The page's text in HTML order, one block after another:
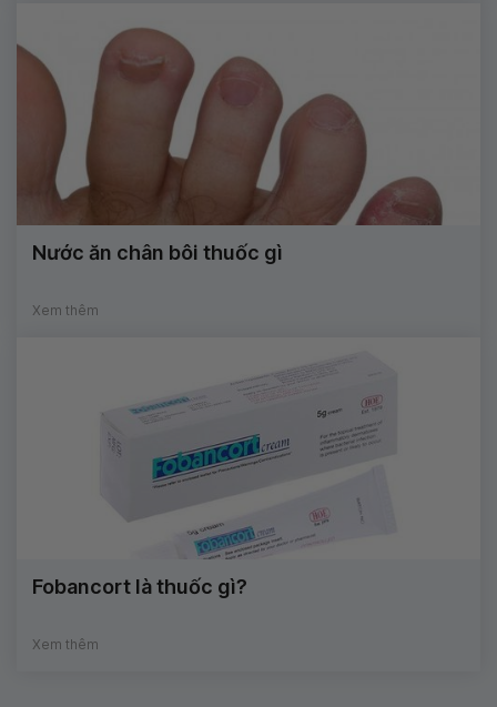
Nước ăn chân bôi thuốc gì
Xem thêm
Fobancort là thuốc gì?
Xem thêm